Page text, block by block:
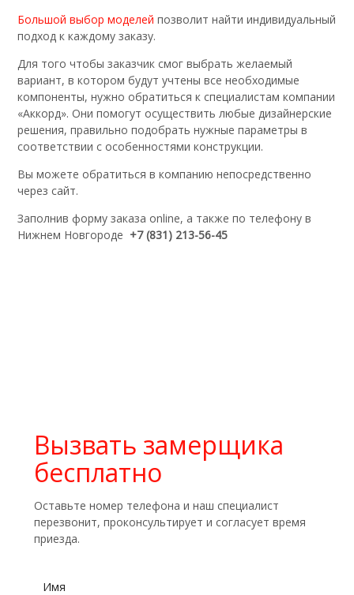
Большой выбор моделей позволит найти индивидуальный
подход к каждому заказу.
Для того чтобы заказчик смог выбрать желаемый
вариант, в котором будут учтены все необходимые
компоненты, нужно обратиться к специалистам компании
«Аккорд». Они помогут осуществить любые дизайнерские
решения, правильно подобрать нужные параметры в
соответствии с особенностями конструкции.
Вы можете обратиться в компанию непосредственно
через сайт.
Заполнив форму заказа online, а также по телефону в
Нижнем Новгороде +7 (831) 213-56-45
Вызвать замерщика
бесплатно
Оставьте номер телефона и наш специалист
перезвонит, проконсультирует и согласует время
приезда.
Имя